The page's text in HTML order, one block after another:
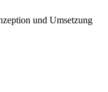
und Umsetzung